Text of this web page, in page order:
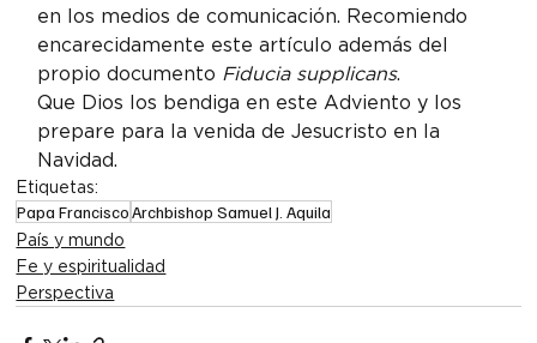
en los medios de comunicación. Recomiendo
encarecidamente este artículo además del
propio documento Fiducia supplicans.
Que Dios los bendiga en este Adviento y los
prepare para la venida de Jesucristo en la
Navidad.
Etiquetas:
Papa Francisco Archbishop Samuel J. Aquila
País y mundo
Fe y espiritualidad
Perspectiva